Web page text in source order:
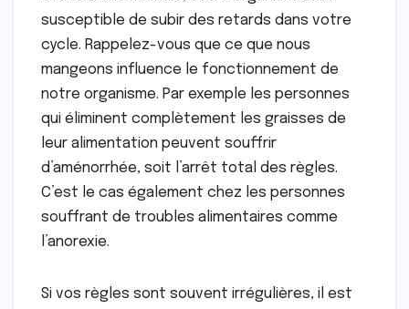
susceptible de subir des retards dans votre
cycle. Rappelez-vous que ce que nous
mangeons influence le fonctionnement de
notre organisme. Par exemple les personnes
qui éliminent complètement les graisses de
leur alimentation peuvent souffrir
d’aménorrhée, soit l’arrêt total des règles.
C’est le cas également chez les personnes
souffrant de troubles alimentaires comme
l’anorexie.
Si vos règles sont souvent irrégulières, il est